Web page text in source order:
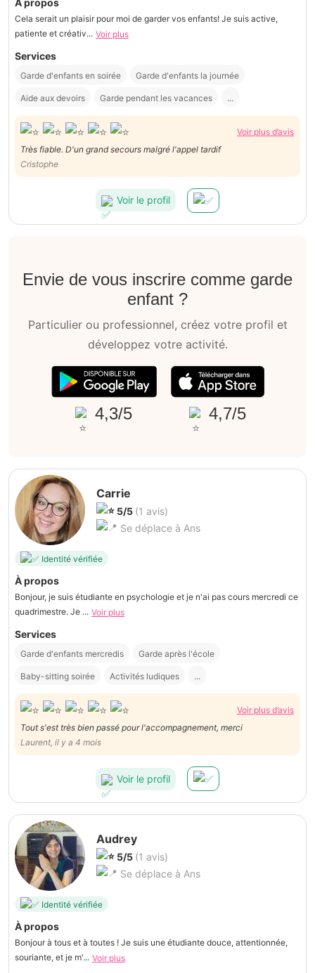
À propos
Cela serait un plaisir pour moi de garder vos enfants! Je suis active,
patiente et créativ... Voir plus
Services
Garde d'enfants en soirée Garde d'enfants la journée
Aide aux devoirs Garde pendant les vacances ...
Voir plus d’avis
Très fiable. D'un grand secours malgré l'appel tardif
Cristophe
Voir le profil
Envie de vous inscrire comme garde
enfant ?
Particulier ou professionnel, créez votre profil et
développez votre activité.
4,3/5 4,7/5
Carrie
5/5 (1 avis)
Se déplace à Ans
Identité vérifiée
À propos
Bonjour, je suis étudiante en psychologie et je n'ai pas cours mercredi ce
quadrimestre. Je ... Voir plus
Services
Garde d'enfants mercredis Garde après l'école
Baby-sitting soirée Activités ludiques ...
Voir plus d’avis
Tout s'est très bien passé pour l'accompagnement, merci
Laurent, il y a 4 mois
Voir le profil
Audrey
5/5 (1 avis)
Se déplace à Ans
Identité vérifiée
À propos
Bonjour à tous et à toutes ! Je suis une étudiante douce, attentionnée,
souriante, et je m'... Voir plus